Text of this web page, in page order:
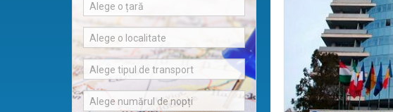
Alege o țară
Alege o localitate
Alege tipul de transport
Alege numărul de nopți